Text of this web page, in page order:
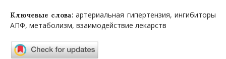
Ключевые слова: артериальная гипертензия, ингибиторы
АПФ, метаболизм, взаимодействие лекарств